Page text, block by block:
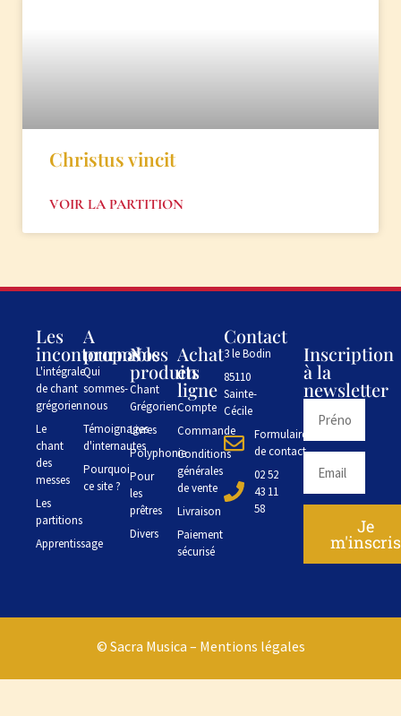
Christus vincit
VOIR LA PARTITION
Les
incontournables
L'intégrale
de chant
grégorien
Le
chant
des
messes
Les
partitions
Apprentissage
A
propos
Qui
sommes-
nous
Témoignages
d'internautes
Pourquoi
ce site ?
Nos
produits
Chant
Grégorien
Livres
Polyphonie
Pour
les
prêtres
Divers
Achat
en
ligne
Compte
Commande
Conditions
générales
de vente
Livraison
Paiement
sécurisé
Contact
3 le Bodin
85110
Sainte-
Cécile
Formulaire
de contact
02 52
43 11
58
Inscription
à la
newsletter
Je
m'inscris
© Sacra Musica – Mentions légales